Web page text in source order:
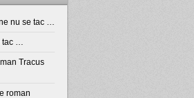
nu se tac …
…
Tracus
roman